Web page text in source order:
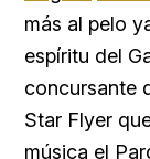
más al pelo
espíritu del
concursante
Star Flyer
música el